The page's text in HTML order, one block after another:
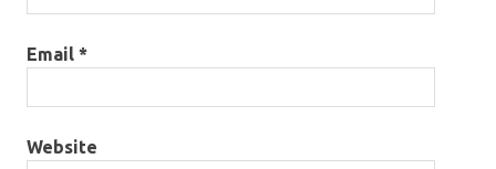
Email *
Website